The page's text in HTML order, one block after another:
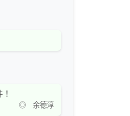
◎ 余德淳